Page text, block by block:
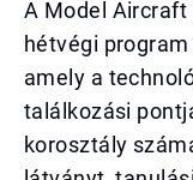
A Model Aircraft
hétvégi
amely a
találkozási
korosztály